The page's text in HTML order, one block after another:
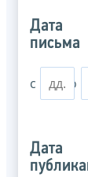
Дата
письма
с по
Дата